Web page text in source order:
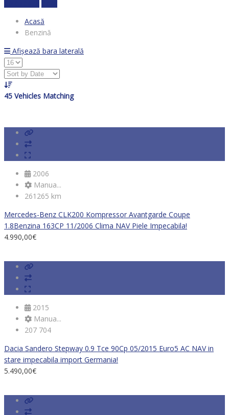
Acasă
Benzină
Afișează bara laterală
45 Vehicles Matching
2006
Manua...
261265 km
Mercedes-Benz CLK200 Kompressor Avantgarde Coupe
1.8Benzina 163CP 11/2006 Clima NAV Piele Impecabila!
4.990,00€
2015
Manua...
207 704
Dacia Sandero Stepway 0.9 Tce 90Cp 05/2015 Euro5 AC NAV in
stare impecabila import Germania!
5.490,00€